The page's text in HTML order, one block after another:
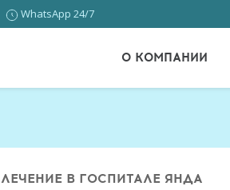
WhatsApp 24/7
О КОМПАНИИ
ЛЕЧЕНИЕ В ГОСПИТАЛЕ ЯНДА